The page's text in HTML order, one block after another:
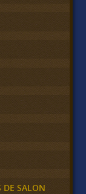
DE SALON